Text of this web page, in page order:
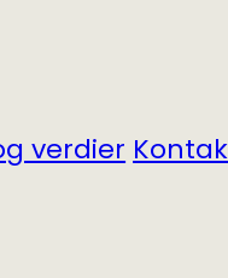
verdier